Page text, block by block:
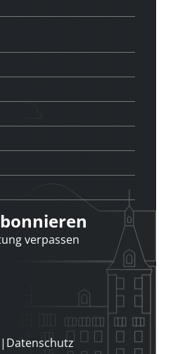
verpassen
| Datenschutz